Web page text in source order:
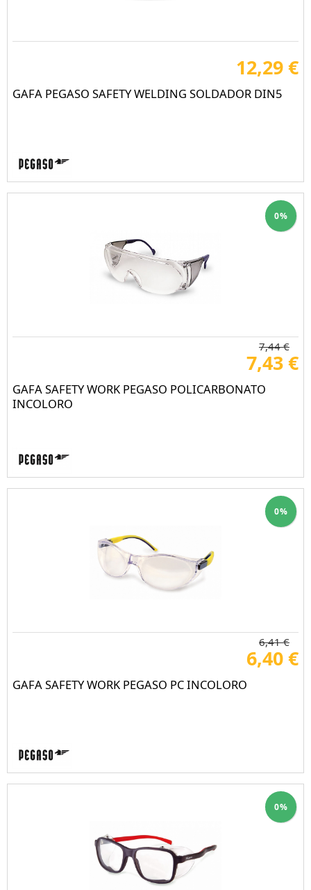
12,29 €
GAFA PEGASO SAFETY WELDING SOLDADOR DIN5
7,43 €
GAFA SAFETY WORK PEGASO POLICARBONATO
INCOLORO
0%
7,44 €
6,40 €
GAFA SAFETY WORK PEGASO PC INCOLORO
0%
6,41 €
0%